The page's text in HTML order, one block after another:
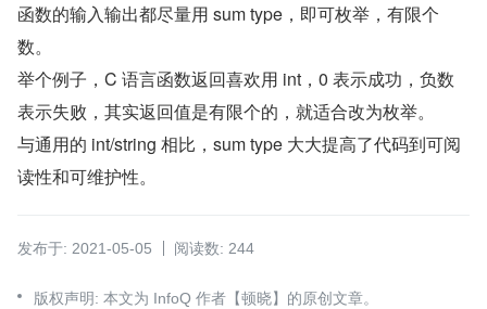
函数的输入输出都尽量用 sum type，即可枚举，有限个
数。
举个例子，C 语言函数返回喜欢用 int，0 表示成功，负数
表示失败，其实返回值是有限个的，就适合改为枚举。
与通用的 int/string 相比，sum type 大大提高了代码到可阅
读性和可维护性。
发布于: 2021-05-05 阅读数: 244
版权声明: 本文为 InfoQ 作者【顿晓】的原创文章。